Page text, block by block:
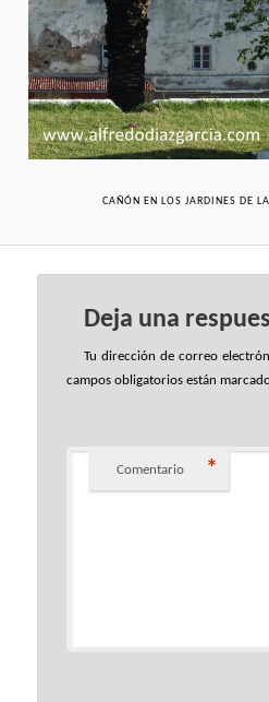
CAÑÓN EN LOS JARDINES DE
Deja una
Tu dirección de correo
campos obligatorios están
Comentario *